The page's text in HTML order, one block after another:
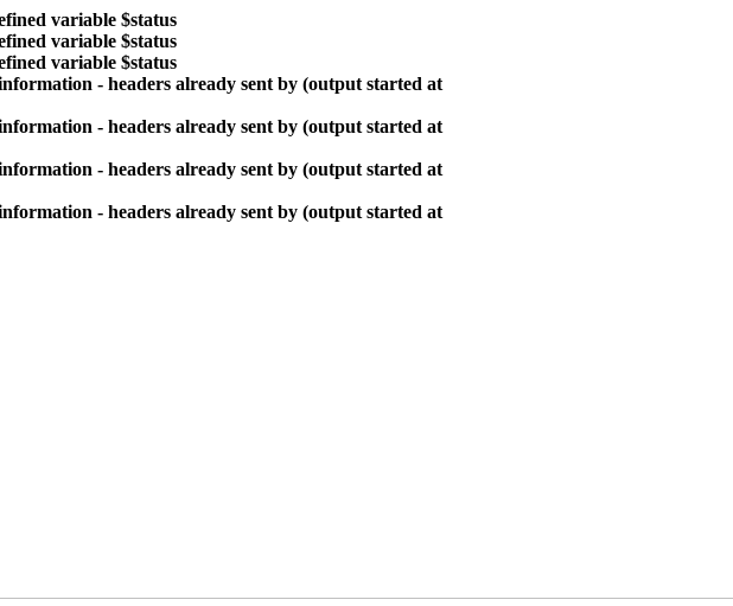
variable $status
variable $status
variable $status
- headers already sent by (output started at
- headers already sent by (output started at
- headers already sent by (output started at
- headers already sent by (output started at